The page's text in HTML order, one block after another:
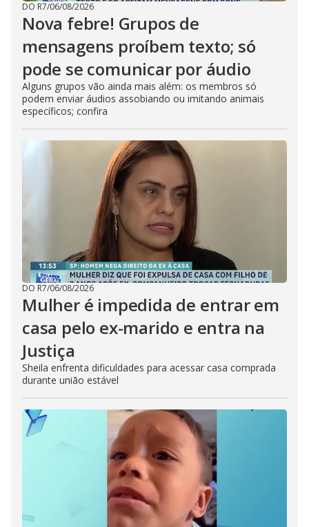
DO R7/06/08/2026
Nova febre! Grupos de
mensagens proíbem texto; só
pode se comunicar por áudio
Alguns grupos vão ainda mais além: os membros só
podem enviar áudios assobiando ou imitando animais
específicos; confira
DO R7/06/08/2026
Mulher é impedida de entrar em
casa pelo ex-marido e entra na
Justiça
Sheila enfrenta dificuldades para acessar casa comprada
durante união estável